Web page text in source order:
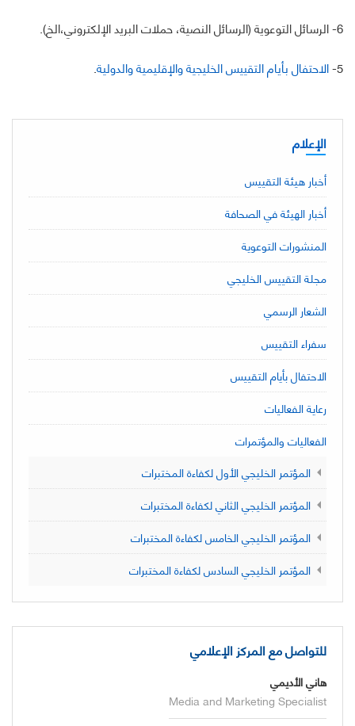
6- الرسائل التوعوية (الرسائل النصية، حملات البريد الإلكتروني،الخ).
5- الاحتفال بأيام التقييس الخليجية والإقليمية والدولية.
الإعلام
أخبار هيئة التقييس
أخبار الهيئة في الصحافة
المنشورات التوعوية
مجلة التقييس الخليجي
الشعار الرسمي
سفراء التقييس
الاحتفال بأيام التقييس
رعاية الفعاليات
الفعاليات والمؤتمرات
المؤتمر الخليجي الأول لكفاءة المختبرات
المؤتمر الخليجي الثاني لكفاءة المختبرات
المؤتمر الخليجي الخامس لكفاءة المختبرات
المؤتمر الخليجي السادس لكفاءة المختبرات
للتواصل مع المركز الإعلامي
هاني الأديمي
Media and Marketing Specialist